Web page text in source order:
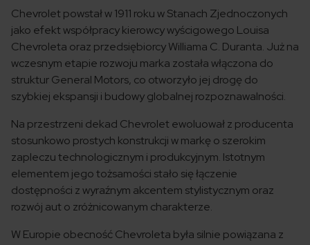
Chevrolet powstał w 1911 roku w Stanach Zjednoczonych
jako efekt współpracy kierowcy wyścigowego Louisa
Chevroleta oraz przedsiębiorcy Williama C. Duranta. Już na
wczesnym etapie rozwoju marka została włączona do
struktur General Motors, co otworzyło jej drogę do
szybkiej ekspansji i budowy globalnej rozpoznawalności.
Na przestrzeni dekad Chevrolet ewoluował z producenta
stosunkowo prostych konstrukcji w markę o szerokim
zapleczu technologicznym i produkcyjnym. Istotnym
elementem jego tożsamości stało się łączenie
dostępności z wyraźnym akcentem stylistycznym oraz
rozwój aut o zróżnicowanym charakterze.
W Europie obecność Chevroleta była silnie powiązana z